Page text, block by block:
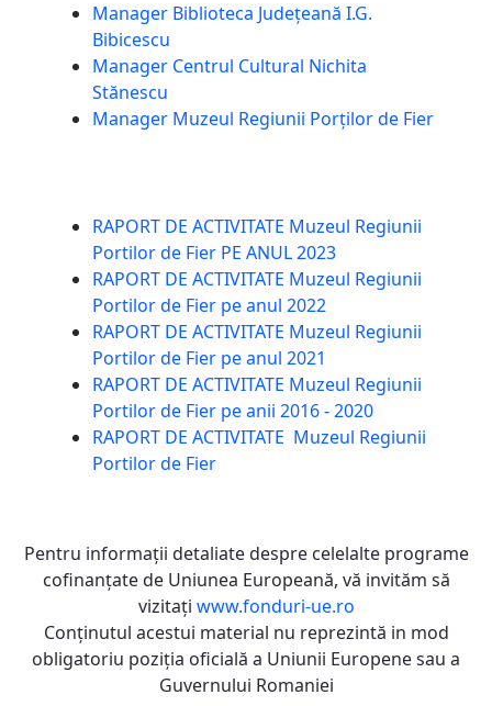
Manager Biblioteca Județeană I.G.
Bibicescu
Manager Centrul Cultural Nichita
Stănescu
Manager Muzeul Regiunii Porților de Fier
RAPORT DE ACTIVITATE Muzeul Regiunii
Portilor de Fier PE ANUL 2023
RAPORT DE ACTIVITATE Muzeul Regiunii
Portilor de Fier pe anul 2022
RAPORT DE ACTIVITATE Muzeul Regiunii
Portilor de Fier pe anul 2021
RAPORT DE ACTIVITATE Muzeul Regiunii
Portilor de Fier pe anii 2016 - 2020
RAPORT DE ACTIVITATE Muzeul Regiunii
Portilor de Fier
Pentru informaţii detaliate despre celelalte programe
cofinanţate de Uniunea Europeană, vă invităm să
vizitaţi www.fonduri-ue.ro
Conţinutul acestui material nu reprezintă in mod
obligatoriu poziţia oficială a Uniunii Europene sau a
Guvernului Romaniei